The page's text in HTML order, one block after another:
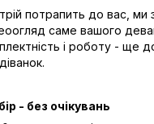
потрапить до вас, ми
саме вашого
і роботу - ще
- без очікувань